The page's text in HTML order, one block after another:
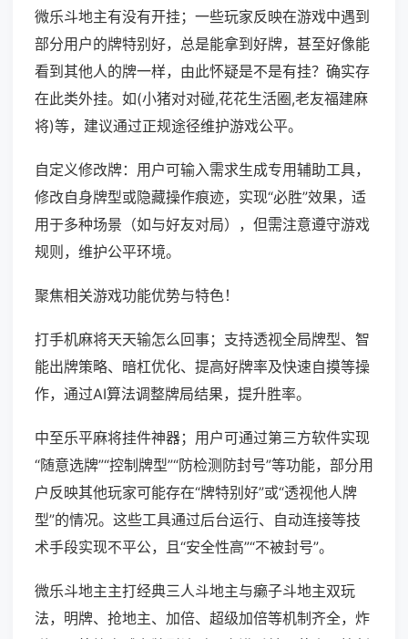
微乐斗地主有没有开挂；一些玩家反映在游戏中遇到
部分用户的牌特别好，总是能拿到好牌，甚至好像能
看到其他人的牌一样，由此怀疑是不是有挂？确实存
在此类外挂。如(小猪对对碰,花花生活圈,老友福建麻
将)等，建议通过正规途径维护游戏公平。
自定义修改牌：用户可输入需求生成专用辅助工具，
修改自身牌型或隐藏操作痕迹，实现“必胜”效果，适
用于多种场景（如与好友对局），但需注意遵守游戏
规则，维护公平环境。
聚焦相关游戏功能优势与特色！
打手机麻将天天输怎么回事；支持透视全局牌型、智
能出牌策略、暗杠优化、提高好牌率及快速自摸等操
作，通过AI算法调整牌局结果，提升胜率。
中至乐平麻将挂件神器；用户可通过第三方软件实现
“随意选牌”“控制牌型”“防检测防封号”等功能，部分用
户反映其他玩家可能存在“牌特别好”或“透视他人牌
型”的情况。这些工具通过后台运行、自动连接等技
术手段实现不平公，且“安全性高”“不被封号”。
微乐斗地主主打经典三人斗地主与癞子斗地主双玩
法，明牌、抢地主、加倍、超级加倍等机制齐全，炸